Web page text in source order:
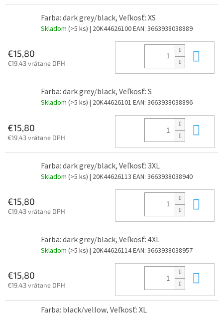
Farba: dark grey/black, Veľkosť: XS
Skladom (>5 ks) | 20K44626100EAN: 3663938038889
€15,80
€19,43 vrátane DPH
Farba: dark grey/black, Veľkosť: S
Skladom (>5 ks) | 20K44626101 EAN: 3663938038896
€15,80
€19,43 vrátane DPH
Farba: dark grey/black, Veľkosť: 3XL
Skladom (>5 ks) | 20K44626113 EAN: 3663938038940
€15,80
€19,43 vrátane DPH
Farba: dark grey/black, Veľkosť: 4XL
Skladom (>5 ks) | 20K44626114EAN: 3663938038957
€15,80
€19,43 vrátane DPH
Farba: black/yellow, Veľkosť: XL